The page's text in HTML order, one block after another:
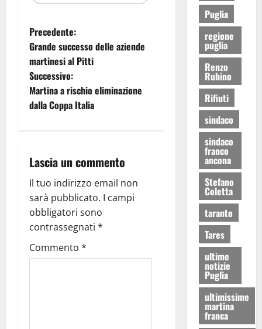
Precedente:
Grande successo delle aziende
martinesi al Pitti
Successivo:
Martina a rischio eliminazione
dalla Coppa Italia
Lascia un commento
Il tuo indirizzo email non
sarà pubblicato. I campi
obbligatori sono
contrassegnati *
Commento *
Puglia
regione
puglia
Renzo
Rubino
Rifiuti
sindaco
sindaco
franco
ancona
Stefano
Coletta
taranto
Tares
ultime
notizie
Puglia
ultimissime
martina
franca